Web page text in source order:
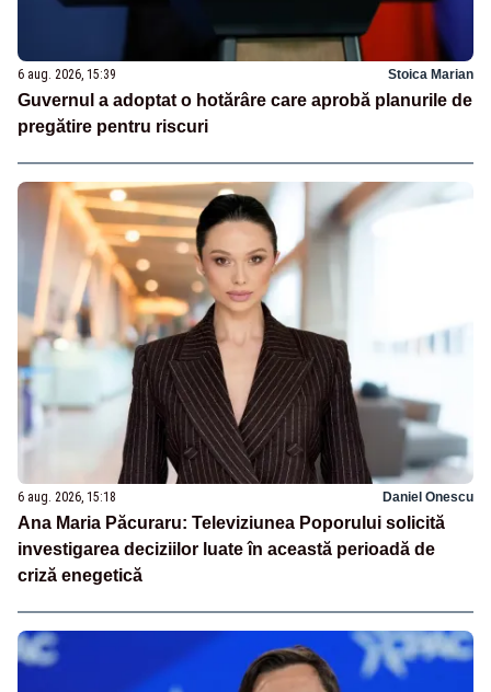
6 aug. 2026, 15:39 Stoica Marian
Guvernul a adoptat o hotărâre care aprobă planurile de
pregătire pentru riscuri
6 aug. 2026, 15:18 Daniel Onescu
Ana Maria Păcuraru: Televiziunea Poporului solicită
investigarea deciziilor luate în această perioadă de
criză enegetică